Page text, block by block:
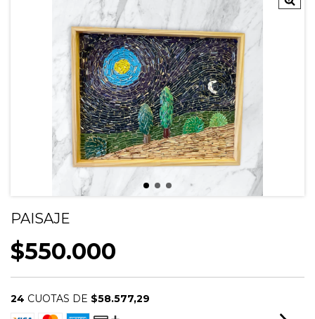
PAISAJE
$550.000
24 CUOTAS DE $58.577,29